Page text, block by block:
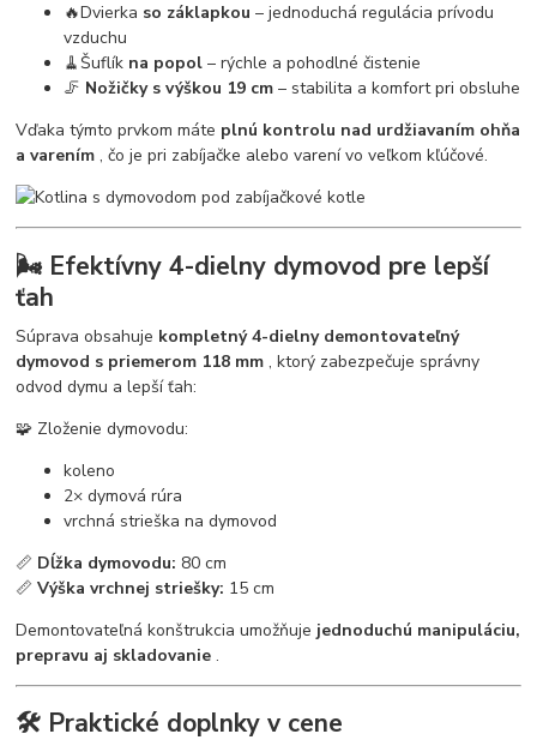
🔥Dvierka so záklapkou – jednoduchá regulácia prívodu
vzduchu
🧹Šuflík na popol – rýchle a pohodlné čistenie
🦵 Nožičky s výškou 19 cm – stabilita a komfort pri obsluhe
Vďaka týmto prvkom máte plnú kontrolu nad urdžiavaním ohňa
a varením , čo je pri zabíjačke alebo varení vo veľkom kľúčové.
🌬️ Efektívny 4-dielny dymovod pre lepší
ťah
Súprava obsahuje kompletný 4-dielny demontovateľný
dymovod s priemerom 118 mm , ktorý zabezpečuje správny
odvod dymu a lepší ťah:
🧩 Zloženie dymovodu:
koleno
2× dymová rúra
vrchná strieška na dymovod
📏 Dĺžka dymovodu: 80 cm
📏Výška vrchnej striešky: 15 cm
Demontovateľná konštrukcia umožňuje jednoduchú manipuláciu,
prepravu aj skladovanie .
🛠️ Praktické doplnky v cene